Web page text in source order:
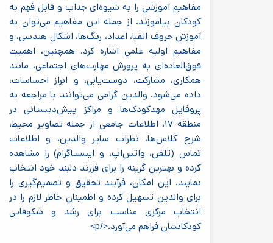
مفاهیم آموزشی را به شیوه‌ای جذاب و قابل فهم به
کودکان بیاموزند. از جمله این مفاهیم می‌توان به
آموزش حروف الفبا، اعداد، رنگ‌ها، اشکال هندسی، و
مفاهیم اولیه علمی اشاره کرد. همچنین، اهمیت
فوق‌العاده‌ای به پرورش مهارت‌های اجتماعی، مانند
همکاری، مشارکت، دوست‌یابی، و ابراز احساسات،
داده می‌شود. والدین گرامی می‌توانند با مراجعه به
پروفایل مهدکودک‌ها و مراکز پیش‌دبستانی در
منطقه ۱۷، اطلاعات جامعی از جمله تصاویر محیط،
شرح کلاس‌ها، نظرات سایر والدین، و اطلاعات
تماس (تلفن، واتس‌اپ، و اینستاگرام) را مشاهده
کرده و بهترین گزینه را برای فرزند دلبند خود انتخاب
نمایند. این امکان، فرآیند تحقیق و تصمیم‌گیری را
برای والدین تسهیل کرده و اطمینان خاطر لازم را در
انتخاب مرکزی مناسب برای رشد و شکوفایی
کودکانشان فراهم می‌آورد.</p>